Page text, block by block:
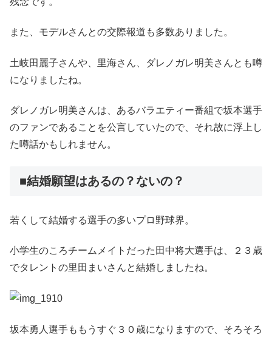
また、モデルさんとの交際報道も多数ありました。
土岐田麗子さんや、里海さん、ダレノガレ明美さんとも噂
になりましたね。
ダレノガレ明美さんは、あるバラエティー番組で坂本選手
のファンであることを公言していたので、それ故に浮上し
た噂話かもしれません。
■結婚願望はあるの？ないの？
若くして結婚する選手の多いプロ野球界。
小学生のころチームメイトだった田中将大選手は、２３歳
でタレントの里田まいさんと結婚しましたね。
坂本勇人選手ももうすぐ３０歳になりますので、そろそろ